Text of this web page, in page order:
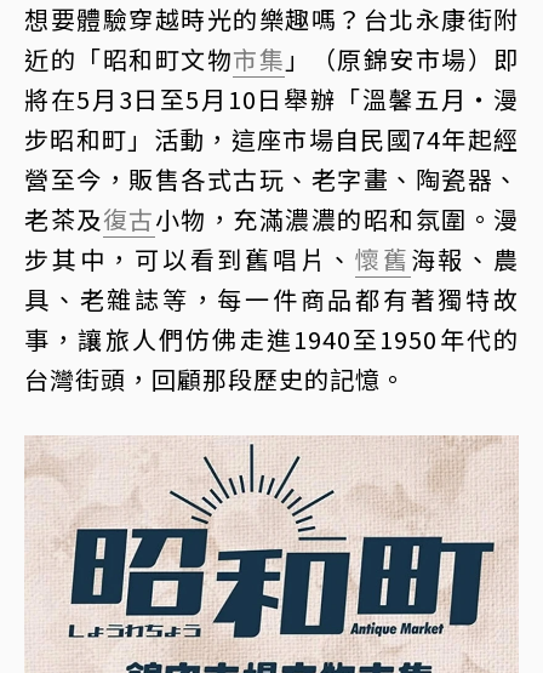
想要體驗穿越時光的樂趣嗎？台北永康街附
近的「昭和町文物市集 」（原錦安市場）即
將在5月3日至5月10日舉辦「溫馨五月・漫
步昭和町」活動，這座市場自民國74年起經
營至今，販售各式古玩、老字畫、陶瓷器、
老茶及復古小物，充滿濃濃的昭和氛圍。漫
步其中，可以看到舊唱片、懷舊海報、農
具、老雜誌等，每一件商品都有著獨特故
事，讓旅人們仿佛走進1940至1950年代的
台灣街頭，回顧那段歷史的記憶。